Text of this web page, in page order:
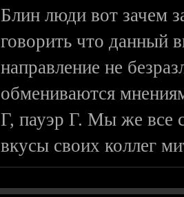
Блин люди вот зачем
говорить что данный
направление не
обмениваются
Г, пауэр Г. Мы же все
вкусы своих коллег